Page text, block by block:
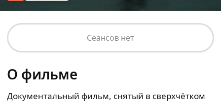
Сеансов нет
О фильме
Документальный фильм, снятый в сверхчётком